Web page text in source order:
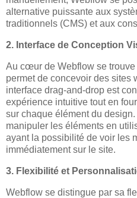
alternative puissante aux
traditionnels (CMS) et aux
2. Interface de Conception
Au cœur de Webflow se
permet de concevoir des sites
interface drag-and-drop est
expérience intuitive tout en
sur chaque élément du
manipuler les éléments en
ayant la possibilité de voir les
immédiatement sur le site.
3. Flexibilité et
Webflow se distingue par sa